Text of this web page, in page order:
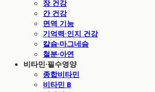
장 건강
간 건강
면역 기능
기억력·인지 건강
칼슘·마그네슘
철분·아연
비타민·필수영양
종합비타민
비타민 B